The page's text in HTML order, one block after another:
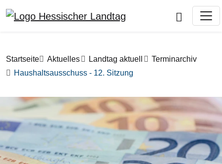
Pfadnavigation
Startseite Aktuelles Landtag aktuell
Terminarchiv
Haushaltsausschuss - 12. Sitzung
Bilddatei